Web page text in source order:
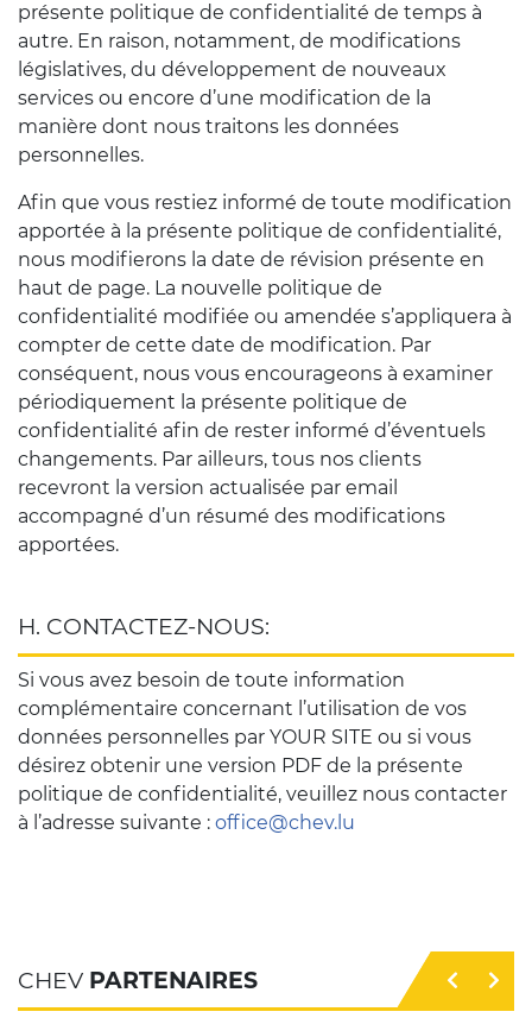
présente politique de confidentialité de temps à
autre. En raison, notamment, de modifications
législatives, du développement de nouveaux
services ou encore d’une modification de la
manière dont nous traitons les données
personnelles.
Afin que vous restiez informé de toute modification
apportée à la présente politique de confidentialité,
nous modifierons la date de révision présente en
haut de page. La nouvelle politique de
confidentialité modifiée ou amendée s’appliquera à
compter de cette date de modification. Par
conséquent, nous vous encourageons à examiner
périodiquement la présente politique de
confidentialité afin de rester informé d’éventuels
changements. Par ailleurs, tous nos clients
recevront la version actualisée par email
accompagné d’un résumé des modifications
apportées.
H. CONTACTEZ-NOUS:
Si vous avez besoin de toute information
complémentaire concernant l’utilisation de vos
données personnelles par YOUR SITE ou si vous
désirez obtenir une version PDF de la présente
politique de confidentialité, veuillez nous contacter
à l’adresse suivante : office@chev.lu
CHEV PARTENAIRES